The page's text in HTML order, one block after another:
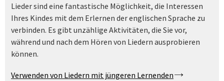
Lieder sind eine fantastische Möglichkeit, die Interessen
Ihres Kindes mit dem Erlernen der englischen Sprache zu
verbinden. Es gibt unzählige Aktivitäten, die Sie vor,
während und nach dem Hören von Liedern ausprobieren
können.
Verwenden von Liedern mit jüngeren Lernenden